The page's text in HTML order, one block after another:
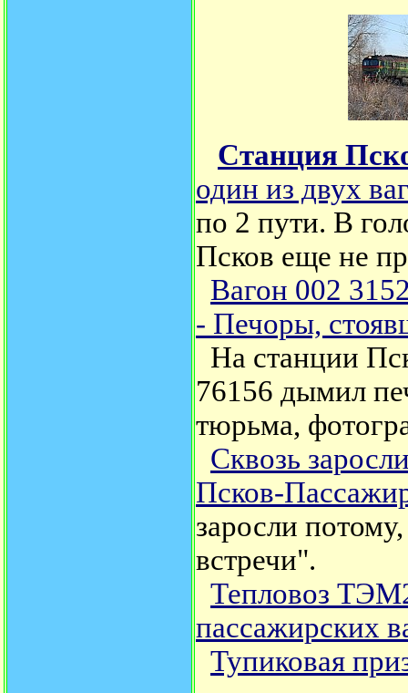
Станция
один из двух
по 2 пути. В
Псков еще не
Вагон 002
- Печоры,
На станции
76156 дымил
тюрьма,
Сквозь
Псков-
заросли
встречи".
Тепловоз
пассажирских
Тупиковая